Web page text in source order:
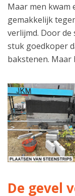
Maar men kwam
gemakkelijk
verlijmd. Door de
stuk goedkoper
bakstenen. Maar
De gevel